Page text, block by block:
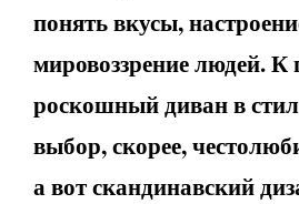
понять вкусы,
мировоззрение людей. К
роскошный диван в
выбор, скорее,
а вот скандинавский